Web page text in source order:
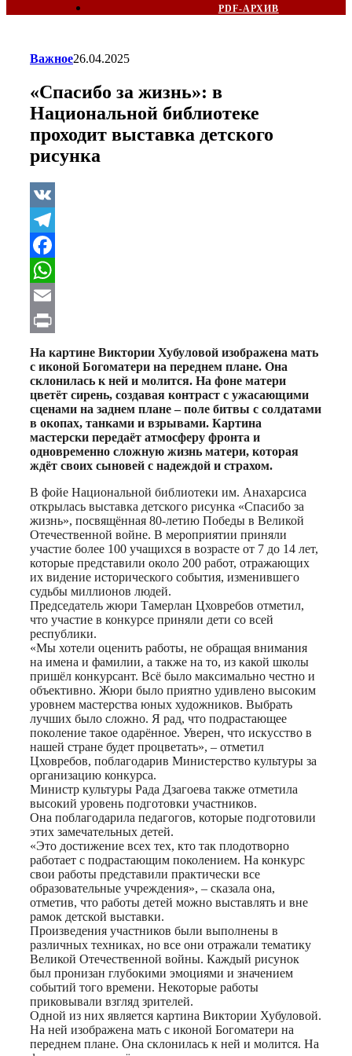
PDF-АРХИВ
Важное26.04.2025
«Спасибо за жизнь»: в
Национальной библиотеке
проходит выставка детского
рисунка
VK
Telegram
Facebook
WhatsApp
Email
Print
На картине Виктории Хубуловой изображена мать
с иконой Богоматери на переднем плане. Она
склонилась к ней и молится. На фоне матери
цветёт сирень, создавая контраст с ужасающими
сценами на заднем плане – поле битвы с солдатами
в окопах, танками и взрывами. Картина
мастерски передаёт атмосферу фронта и
одновременно сложную жизнь матери, которая
ждёт своих сыновей с надеждой и страхом.
В фойе Национальной библиотеки им. Анахарсиса
открылась выставка детского рисунка «Спасибо за
жизнь», посвящённая 80-летию Победы в Великой
Отечественной войне. В мероприятии приняли
участие более 100 учащихся в возрасте от 7 до 14 лет,
которые представили около 200 работ, отражающих
их видение исторического события, изменившего
судьбы миллионов людей.
Председатель жюри Тамерлан Цховребов отметил,
что участие в конкурсе приняли дети со всей
республики.
«Мы хотели оценить работы, не обращая внимания
на имена и фамилии, а также на то, из какой школы
пришёл конкурсант. Всё было максимально честно и
объективно. Жюри было приятно удивлено высоким
уровнем мастерства юных художников. Выбрать
лучших было сложно. Я рад, что подрастающее
поколение такое одарённое. Уверен, что искусство в
нашей стране будет процветать», – отметил
Цховребов, поблагодарив Министерство культуры за
организацию конкурса.
Министр культуры Рада Дзагоева также отметила
высокий уровень подготовки участников.
Она поблагодарила педагогов, которые подготовили
этих замечательных детей.
«Это достижение всех тех, кто так плодотворно
работает с подрастающим поколением. На конкурс
свои работы представили практически все
образовательные учреждения», – сказала она,
отметив, что работы детей можно выставлять и вне
рамок детской выставки.
Произведения участников были выполнены в
различных техниках, но все они отражали тематику
Великой Отечественной войны. Каждый рисунок
был пронизан глубокими эмоциями и значением
событий того времени. Некоторые работы
приковывали взгляд зрителей.
Одной из них является картина Виктории Хубуловой.
На ней изображена мать с иконой Богоматери на
переднем плане. Она склонилась к ней и молится. На